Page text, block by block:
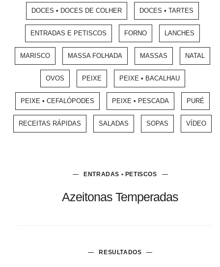
DOCES • DOCES DE COLHER DOCES • TARTES
ENTRADAS E PETISCOS FORNO LANCHES
MARISCO MASSA FOLHADA MASSAS NATAL
OVOS PEIXE PEIXE • BACALHAU
PEIXE • CEFALÓPODES PEIXE • PESCADA PURÉ
RECEITAS RÁPIDAS SALADAS SOPAS VÍDEO
ENTRADAS • PETISCOS
Azeitonas Temperadas
RESULTADOS